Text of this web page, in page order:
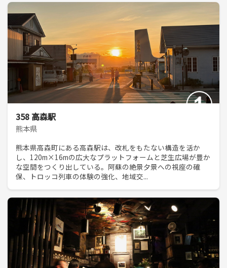
358 高森駅
熊本県
熊本県高森町にある高森駅は、改札をもたない構造を活か
し、120m×16mの広大なプラットフォームと芝生広場が豊か
な空間をつくり出している。阿蘇の絶景夕景への視座の確
保、トロッコ列車の体験の強化、地域交...